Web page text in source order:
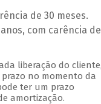
de 30 meses.
com carência de
liberação do
no momento da
ter um prazo
amortização.